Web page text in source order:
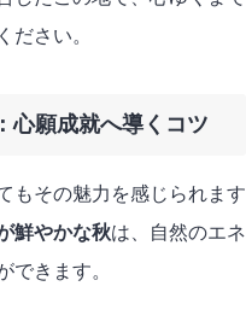
ださい。
心願成就へ導くコツ
もその魅力を感じられます
鮮やかな秋は、自然のエネ
できます。